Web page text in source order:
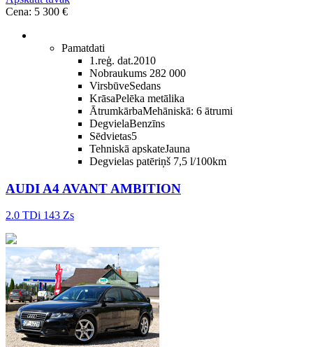
Cena: 5 300 €
Pamatdati
1.reģ. dat.2010
Nobraukums 282 000
VirsbūveSedans
KrāsaPelēka metālika
ĀtrumkārbaMehāniskā: 6 ātrumi
DegvielaBenzīns
Sēdvietas5
Tehniskā apskateJauna
Degvielas patēriņš 7,5 l/100km
AUDI A4 AVANT AMBITION
2.0 TDi 143 Zs